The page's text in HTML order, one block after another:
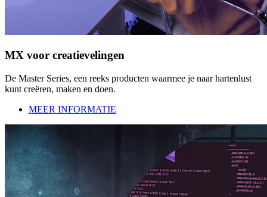
MX voor creatievelingen
De Master Series, een reeks producten waarmee je naar hartenlust
kunt creëren, maken en doen.
MEER INFORMATIE